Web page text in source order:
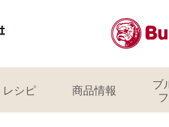
レシピ 商品情報
ブ